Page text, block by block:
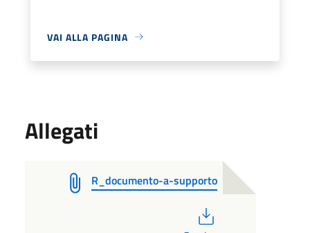
VAI ALLA PAGINA
Allegati
R_documento-a-supporto